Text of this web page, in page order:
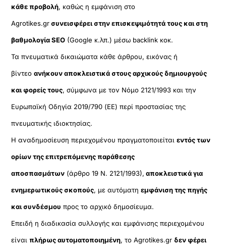
κάθε προβολή, καθώς η εμφάνιση στο
Agrotikes.grσυνεισφέρει στην επισκεψιμότητά τους και στη
βαθμολογία SEO (Google κ.λπ.) μέσω backlink κοκ.
Τα πνευματικά δικαιώματα κάθε άρθρου, εικόνας ή
βίντεοανήκουν αποκλειστικά στους αρχικούς δημιουργούς
και φορείς τους, σύμφωνα με τον Νόμο 2121/1993 και την
Ευρωπαϊκή Οδηγία 2019/790 (ΕΕ) περί προστασίας της
πνευματικής ιδιοκτησίας.
Η αναδημοσίευση περιεχομένου πραγματοποιείταιεντός των
ορίων της επιτρεπόμενης παράθεσης
αποσπασμάτων (άρθρο 19 Ν. 2121/1993), αποκλειστικά για
ενημερωτικούς σκοπούς, με αυτόματηεμφάνιση της πηγής
και συνδέσμου προς το αρχικό δημοσίευμα.
Επειδή η διαδικασία συλλογής και εμφάνισης περιεχομένου
είναιπλήρως αυτοματοποιημένη, το Agrotikes.gr δεν φέρει